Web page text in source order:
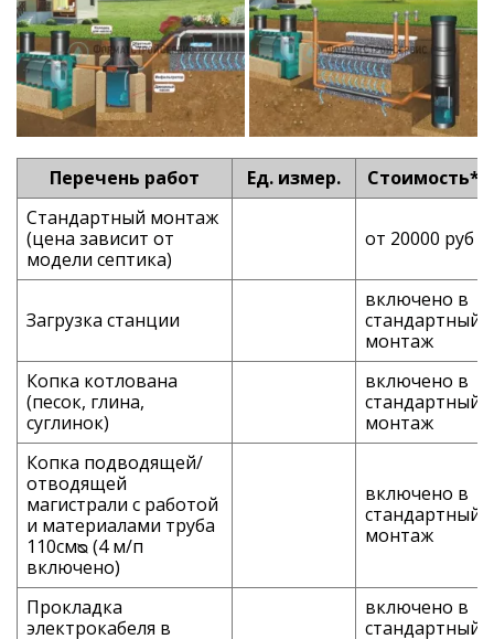
Перечень работ Ед. измер.
Стоимость*
Стандартный монтаж
(цена зависит от
модели септика)
от 20000 руб
Загрузка станции
включено в
стандартный
монтаж
Копка котлована
(песок, глина,
суглинок)
включено в
стандартный
монтаж
Копка подводящей/
отводящей
магистрали с работой
и материалами труба
110смᴓ (4 м/п
включено)
включено в
стандартный
монтаж
Прокладка
электрокабеля в
включено в
стандартный